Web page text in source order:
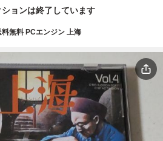
ョンは終了しています
無料 PCエンジン 上海